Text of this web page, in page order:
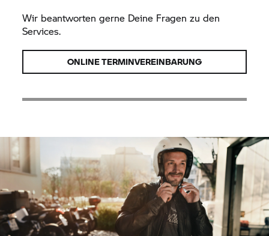
Wir beantworten gerne Deine Fragen zu den
Services.
ONLINE TERMINVEREINBARUNG